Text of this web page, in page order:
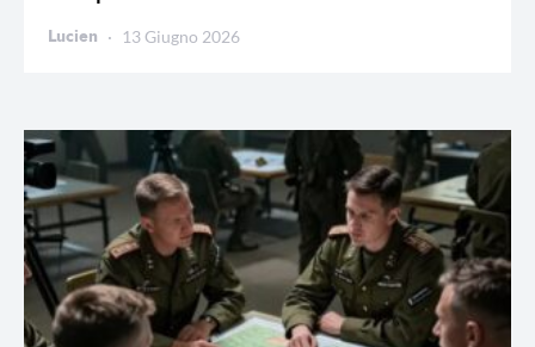
Lucien 13 Giugno 2026